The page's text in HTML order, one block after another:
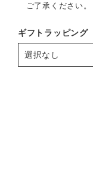
ご了承ください。
ギフトラッピング